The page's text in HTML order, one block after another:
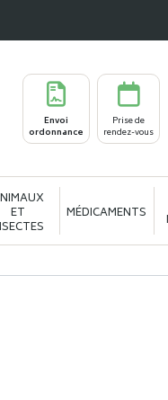
Envoi
ordonnance
Prise de
rendez-vous
ET MÉDICAMENTS